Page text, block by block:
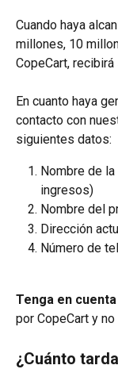
Cuando haya
millones, 10
CopeCart, recibirá
En cuanto haya
contacto con
siguientes datos:
Nombre de
ingresos)
Nombre del
Dirección
Número de
Tenga en cuenta
por CopeCart y
¿Cuánto